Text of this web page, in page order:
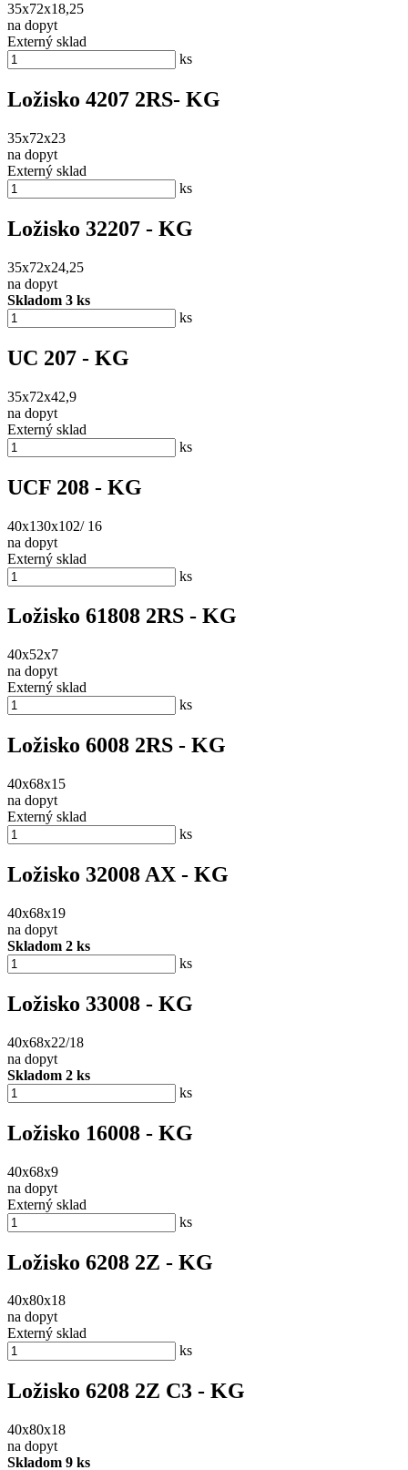
35x72x18,25
na dopyt
Externý sklad
ks
Ložisko 4207 2RS- KG
35x72x23
na dopyt
Externý sklad
ks
Ložisko 32207 - KG
35x72x24,25
na dopyt
Skladom 3 ks
ks
UC 207 - KG
35x72x42,9
na dopyt
Externý sklad
ks
UCF 208 - KG
40x130x102/ 16
na dopyt
Externý sklad
ks
Ložisko 61808 2RS - KG
40x52x7
na dopyt
Externý sklad
ks
Ložisko 6008 2RS - KG
40x68x15
na dopyt
Externý sklad
ks
Ložisko 32008 AX - KG
40x68x19
na dopyt
Skladom 2 ks
ks
Ložisko 33008 - KG
40x68x22/18
na dopyt
Skladom 2 ks
ks
Ložisko 16008 - KG
40x68x9
na dopyt
Externý sklad
ks
Ložisko 6208 2Z - KG
40x80x18
na dopyt
Externý sklad
ks
Ložisko 6208 2Z C3 - KG
40x80x18
na dopyt
Skladom 9 ks